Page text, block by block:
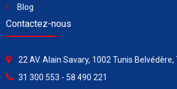
Blog
Contactez-nous
22 AV. Alain Savary, 1002 Tunis Belvédère,
31 300 553 - 58 490 221